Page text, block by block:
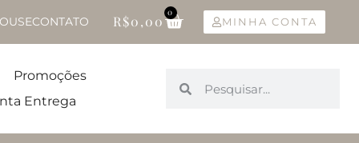
CONTATO R$0,00
0
MINHA CONTA
Promoções
Entrega